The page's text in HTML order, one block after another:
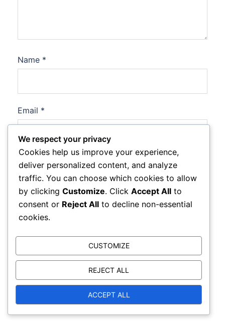
Name *
Email *
Website
for the next time I comment.
We respect your privacy
Cookies help us improve your experience,
deliver personalized content, and analyze
traffic. You can choose which cookies to allow
by clicking Customize. Click Accept All to
consent or Reject All to decline non-essential
cookies.
CUSTOMIZE
REJECT ALL
ACCEPT ALL